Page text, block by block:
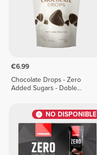
€6.99
Chocolate Drops - Zero
Added Sugars - Doble
NO DISPONIBLE